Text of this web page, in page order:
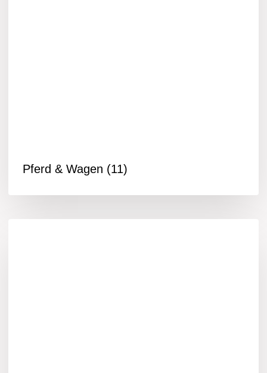
Pferd & Wagen (11)